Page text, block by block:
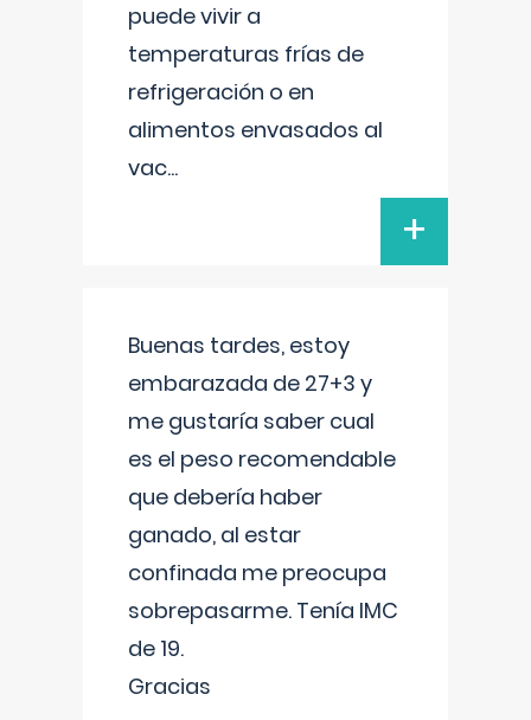
puede vivir a
temperaturas frías de
refrigeración o en
alimentos envasados al
vac...
+
Buenas tardes, estoy
embarazada de 27+3 y
me gustaría saber cual
es el peso recomendable
que debería haber
ganado, al estar
confinada me preocupa
sobrepasarme. Tenía IMC
de 19.
Gracias